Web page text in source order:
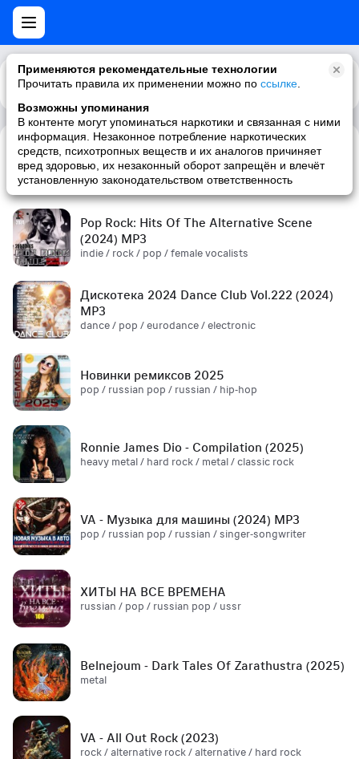
Применяются рекомендательные технологии
Прочитать правила их применении можно по ссылке
Возможны упоминания
В контенте могут упоминаться наркотики и связанная с ними
информация. Незаконное потребление наркотических
средств, психотропных веществ и их аналогов причиняет
вред здоровью, их незаконный оборот запрещён и влечёт
установленную законодательством ответственность
Каталог Рекомендации
Сборник! '90s (2024) MP3
pop / russian pop / russian / '90s
Pop Rock: Hits Of The Alternative Scene
(2024) MP3
indie / rock / pop / female vocalists
Дискотека 2024 Dance Club Vol.222 (2024)
MP3
dance / pop / eurodance / electronic
Новинки ремиксов 2025
pop / russian pop / russian / hip-hop
Ronnie James Dio - Compilation (2025)
heavy metal / hard rock / metal / classic rock
VA - Музыка для машины (2024) MP3
pop / russian pop / russian / singer-songwriter
ХИТЫ НА ВСЕ ВРЕМЕНА
russian / pop / russian pop / ussr
Belnejoum - Dark Tales Of Zarathustra (2025)
metal
VA - All Out Rock (2023)
rock / alternative rock / alternative / hard rock